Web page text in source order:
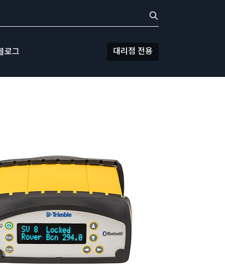
로그 대리점 전용